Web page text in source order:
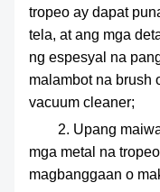
tropeo ay dapat
tela, at ang mga
ng espesyal na
malambot na brush
vacuum cleaner;
2. Upang
mga metal na
magbanggaan o